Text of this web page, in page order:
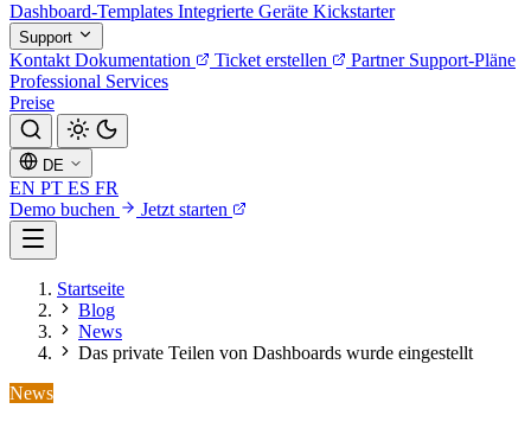
Dashboard-Templates Integrierte Geräte Kickstarter
Support
Kontakt Dokumentation Ticket erstellen Partner Support-Pläne
Professional Services
Preise
DE
EN PT ES FR
Demo buchen
Jetzt starten
Startseite
Blog
News
Das private Teilen von Dashboards wurde eingestellt
News